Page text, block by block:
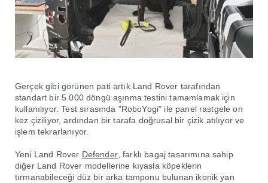
Gerçek gibi görünen pati artık Land Rover tarafından
standart bir 5.000 döngü aşınma testini tamamlamak için
kullanılıyor. Test sırasında "RoboYogi" ile panel rastgele on
kez çiziliyor, ardından bir tarafa doğrusal bir çizik atılıyor ve
işlem tekrarlanıyor.
Yeni Land Rover Defender, farklı bagaj tasarımına sahip
diğer Land Rover modellerine kıyasla köpeklerin
tırmanabileceği düz bir arka tamponu bulunan ikonik yan